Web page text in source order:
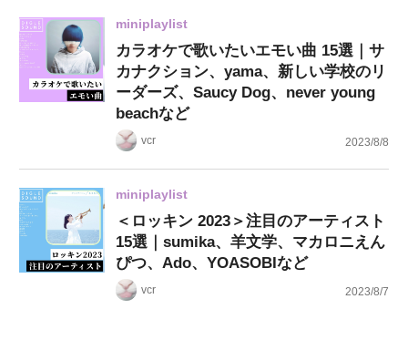
miniplaylist
カラオケで歌いたいエモい曲 15選｜サ
カナクション、yama、新しい学校のリ
ーダーズ、Saucy Dog、never young
beachなど
vcr 2023/8/8
miniplaylist
＜ロッキン 2023＞注目のアーティスト
15選｜sumika、羊文学、マカロニえん
ぴつ、Ado、YOASOBIなど
vcr 2023/8/7